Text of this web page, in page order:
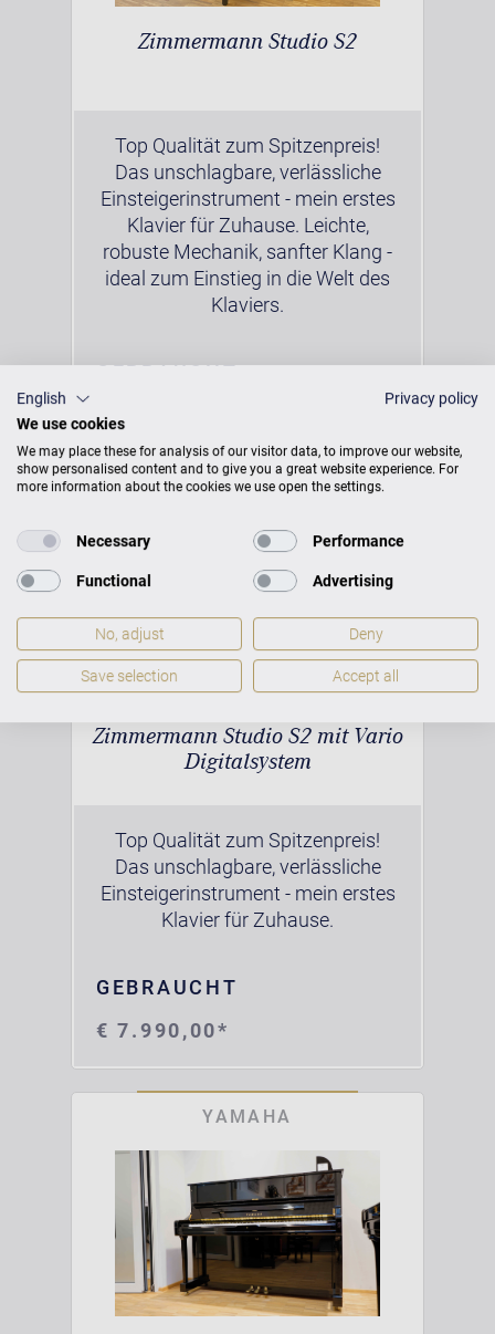
Zimmermann Studio S2
Top Qualität zum Spitzenpreis!
Das unschlagbare, verlässliche
Einsteigerinstrument - mein erstes
Klavier für Zuhause. Leichte,
robuste Mechanik, sanfter Klang -
ideal zum Einstieg in die Welt des
Klaviers.
GEBRAUCHT
€ 4.900,00*
ZIMMERMANN
Zimmermann Studio S2 mit Vario
Digitalsystem
Top Qualität zum Spitzenpreis!
Das unschlagbare, verlässliche
Einsteigerinstrument - mein erstes
Klavier für Zuhause.
GEBRAUCHT
€ 7.990,00*
YAMAHA
English
Privacy policy
We use cookies
We may place these for analysis of our visitor data, to improve our website,
show personalised content and to give you a great website experience. For
more information about the cookies we use open the settings.
Necessary Performance
Functional Advertising
No, adjust Deny
Save selection Accept all